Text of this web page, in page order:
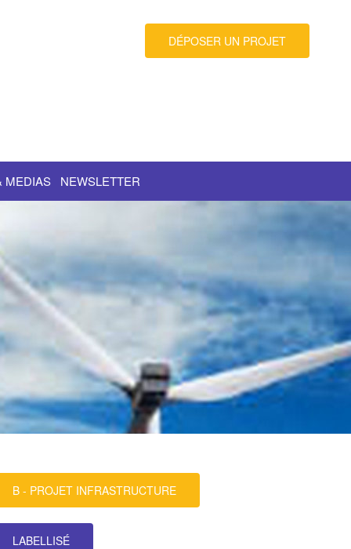
DÉPOSER UN PROJET
MEDIAS NEWSLETTER
B - PROJET INFRASTRUCTURE
LABELLISÉ